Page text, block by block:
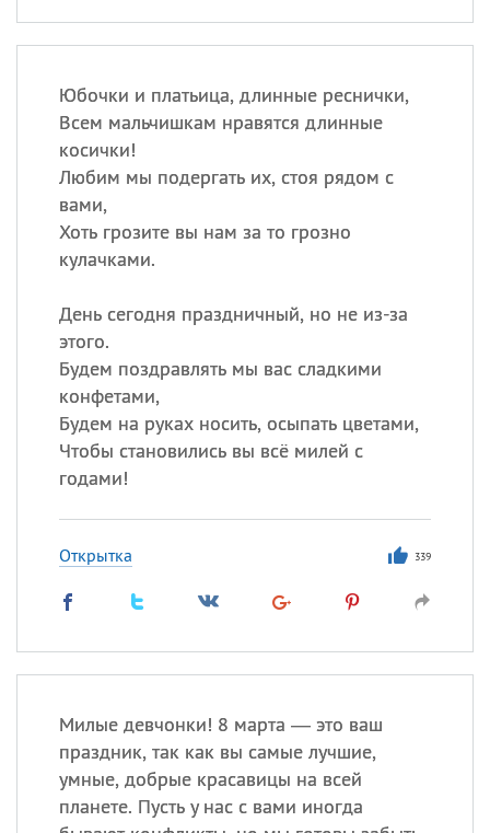
Юбочки и платьица, длинные реснички,
Всем мальчишкам нравятся длинные
косички!
Любим мы подергать их, стоя рядом с
вами,
Хоть грозите вы нам за то грозно
кулачками.
День сегодня праздничный, но не из-за
этого.
Будем поздравлять мы вас сладкими
конфетами,
Будем на руках носить, осыпать цветами,
Чтобы становились вы всё милей с
годами!
Открытка 339
Милые девчонки! 8 марта — это ваш
праздник, так как вы самые лучшие,
умные, добрые красавицы на всей
планете. Пусть у нас с вами иногда